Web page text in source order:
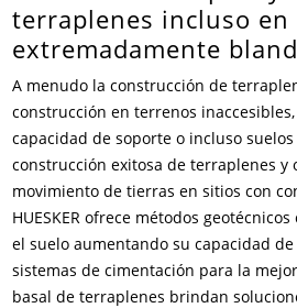
Contactos
Contacto global
Empleos y Carreras
terraplenes incluso en
extremadamente
A menudo la construcción de
construcción en terrenos
capacidad de soporte o incluso
construcción exitosa de terraplenes y
movimiento de tierras en sitios con
HUESKER ofrece métodos
el suelo aumentando su capacidad
sistemas de cimentación para la
basal de terraplenes brindan